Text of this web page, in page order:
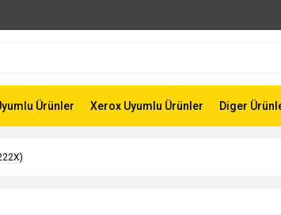
Ürünler Xerox Uyumlu Ürünler Diger